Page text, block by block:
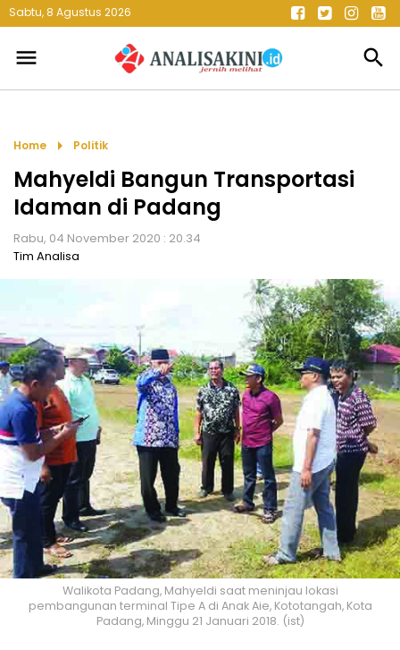
Sabtu, 8 Agustus 2026
menu search
Home arrow_right Politik
Mahyeldi Bangun Transportasi
Idaman di Padang
Rabu, 04 November 2020 : 20.34
Tim Analisa
Walikota Padang, Mahyeldi saat meninjau lokasi
pembangunan terminal Tipe A di Anak Aie, Kototangah, Kota
Padang, Minggu 21 Januari 2018. (ist)